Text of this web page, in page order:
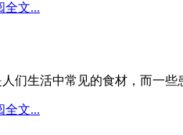
全文...
们生活中常见的食材，而一
全文...